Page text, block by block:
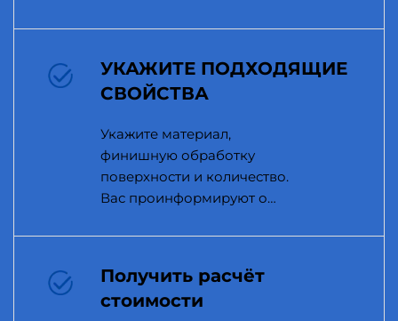
УКАЖИТЕ ПОДХОДЯЩИЕ
СВОЙСТВА
Укажите материал,
финишную обработку
поверхности и количество.
Вас проинформируют о
производством.
Получить расчёт
стоимости